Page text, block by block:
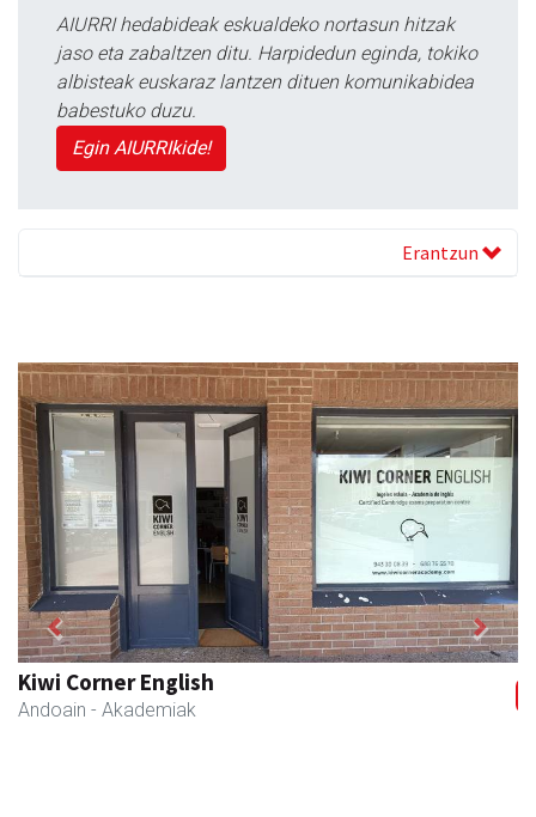
AIURRI hedabideak eskualdeko nortasun hitzak
jaso eta zabaltzen ditu. Harpidedun eginda, tokiko
albisteak euskaraz lantzen dituen komunikabidea
babestuko duzu.
Egin AIURRIkide!
Erantzun
Zubimusu Ikastola
Amasa-Villabona - Hezkuntza
Previous Next